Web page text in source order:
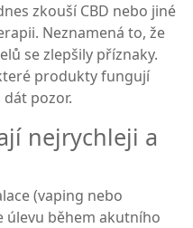
zkouší CBD nebo jiné
Neznamená to, že
se zlepšily příznaky.
produkty fungují
pozor.
nejrychleji a
(vaping nebo
úlevu během akutního